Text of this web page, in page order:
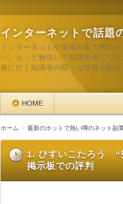
インターネットで話題
インターネットや某掲示板で噂の
い、もっと勉強して知識を身につ
身に付く知識等の様々な情報を紹
HOME
ホーム 最新のホットで熱い噂のネット副
1. ひすいこたろう “
掲示板での評判